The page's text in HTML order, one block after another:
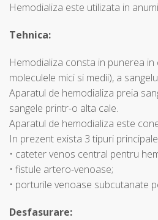
Hemodializa este utilizata in
Tehnica:
Hemodializa consta in punerea
moleculele mici si medii), a
Aparatul de hemodializa preia
sangele printr-o alta cale.
Aparatul de hemodializa este
In prezent exista 3 tipuri
• cateter venos central pentru
• fistule artero-venoase;
• porturile venoase subcutanate
Desfasurare: